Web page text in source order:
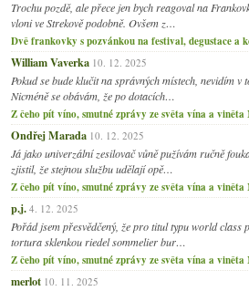
Trochu pozdě, ale přece jen bych reagoval na
vloni ve Strekově podobně. Ovšem z…
Dvě frankovky s pozvánkou na festival, degustace a
William Vaverka 10. 12. 2025
Pokud se bude klučit na správných místech, nevidím
Nicméně se obávám, že po dotacích…
Z čeho pít víno, smutné zprávy ze světa vína a viněta
Ondřej Marada 10. 12. 2025
Já jako univerzální zesilovač vůně pužívám ručně
zjistil, že stejnou službu udělají opě…
Z čeho pít víno, smutné zprávy ze světa vína a viněta
p.j. 4. 12. 2025
Pořád jsem přesvědčený, že pro titul typu world class
tortura sklenkou riedel sommelier bur…
Z čeho pít víno, smutné zprávy ze světa vína a viněta
merlot 10. 11. 2025